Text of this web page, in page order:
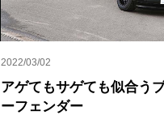
2022/03/02
アゲてもサゲても似合う
ーフェンダー